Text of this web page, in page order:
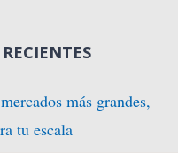
más grandes,
tu escala